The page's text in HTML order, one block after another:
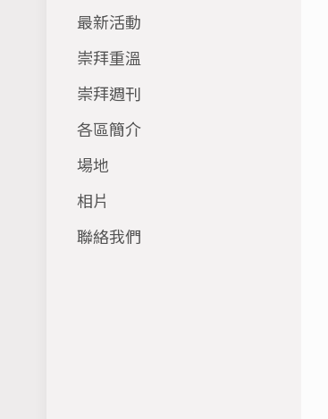
最新活動
崇拜重溫
崇拜週刊
各區簡介
場地
相片
聯絡我們